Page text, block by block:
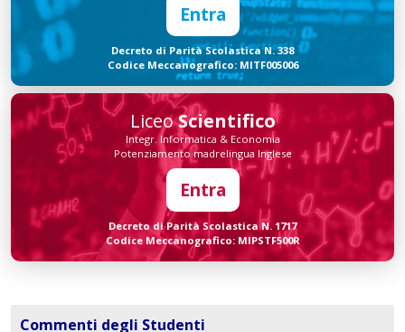
Entra
Decreto di Parità Scolastica N. 338
Codice Meccanografico: MITF005006
LiceoScientifico
Integr. Informatica & Economia
Potenziamento madrelingua Inglese
Entra
Decreto di Parità Scolastica N. 1717
Codice Meccanografico: MIPSTF500R
Commenti degli Studenti